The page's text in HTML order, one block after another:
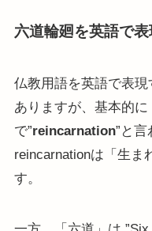
六道輪廻を英語で表
仏教用語を英語で表
ありますが、基本的
で”reincarnation”と言
reincarnationは「生ま
す。